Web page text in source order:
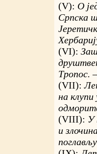
(V): О
Српска
(VI):
Тропос.
(VII):
на
(VIII): У
и